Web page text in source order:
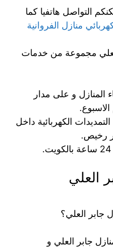
التواصل هاتفيا كما
منازل الفروانية
مجموعة من خدمات
المنازل و على مدار
الكهربائية داخل
رخيص.
العلي
جابر العلي؟
جابر العلي و